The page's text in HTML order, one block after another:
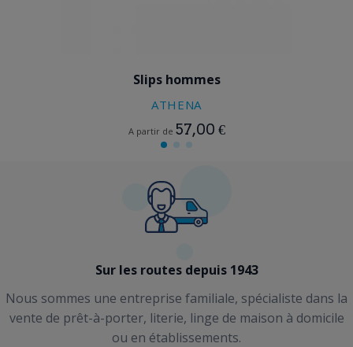
Slips hommes
ATHENA
A partir de 57,00 €
Sur les routes depuis 1943
Nous sommes une entreprise familiale, spécialiste dans la
vente de prêt-à-porter, literie, linge de maison à domicile
ou en établissements.